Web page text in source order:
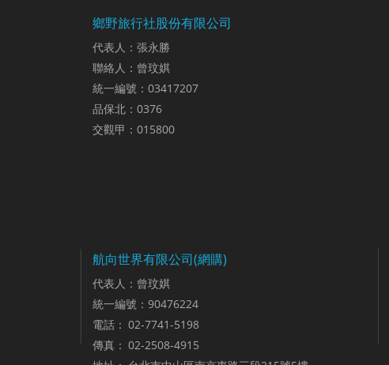
鄉野旅行社股份有限公司
代表人：張永勝
聯絡人：曾玟娸
統一編號：03417207
品保北：0376
交觀甲：015800
航向世界有限公司(網購)
代表人：曾玟娸
統一編號：90476224
電話： 02-7741-5198
傳真： 02-2508-4915